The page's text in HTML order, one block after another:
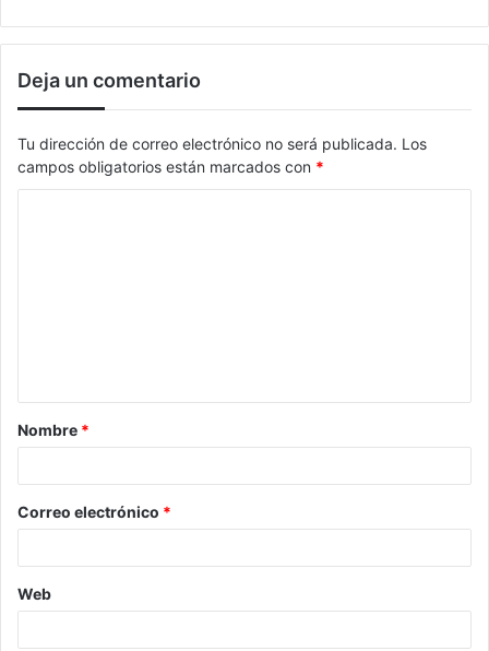
Deja un comentario
Tu dirección de correo electrónico no será publicada. Los
campos obligatorios están marcados con *
Nombre *
Correo electrónico *
Web